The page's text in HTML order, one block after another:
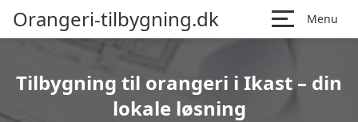
Orangeri-tilbygning.dk Menu
Tilbygning til orangeri i Ikast – din
lokale løsning